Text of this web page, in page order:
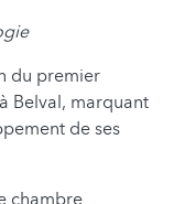
du premier
Belval, marquant
de ses